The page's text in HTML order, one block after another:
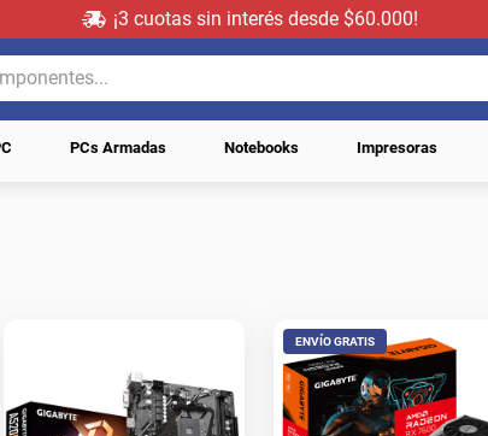
¡3 cuotas sin interés desde $60.000!
PCs Armadas Notebooks Impresoras
ENVÍO GRATIS